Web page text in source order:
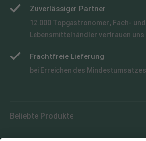
Zuverlässiger Partner
12.000 Topgastronomen, Fach- und
Lebensmittelhändler vertrauen uns
Frachtfreie Lieferung
bei Erreichen des Mindestumsatzes
Beliebte Produkte